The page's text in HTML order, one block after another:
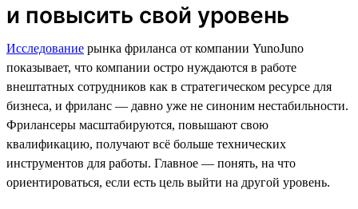
и повысить свой уровень
Исследование рынка фриланса от компании YunoJuno
показывает, что компании остро нуждаются в работе
внештатных сотрудников как в стратегическом ресурсе для
бизнеса, и фриланс — давно уже не синоним нестабильности.
Фрилансеры масштабируются, повышают свою
квалификацию, получают всё больше технических
инструментов для работы. Главное — понять, на что
ориентироваться, если есть цель выйти на другой уровень.